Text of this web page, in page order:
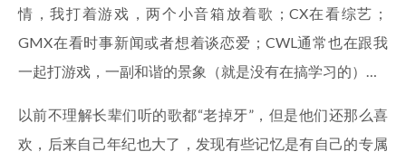
情，我打着游戏，两个小音箱放着歌；CX在看综艺；
GMX在看时事新闻或者想着谈恋爱；CWL通常也在跟我
一起打游戏，一副和谐的景象（就是没有在搞学习的）…
以前不理解长辈们听的歌都“老掉牙”，但是他们还那么喜
欢，后来自己年纪也大了，发现有些记忆是有自己的专属